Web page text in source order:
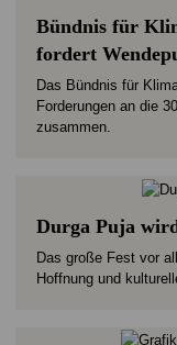
Bündnis für
fordert
Das Bündnis für
Forderungen an die
zusammen.
Durga Puja
Das große Fest vor
Hoffnung und